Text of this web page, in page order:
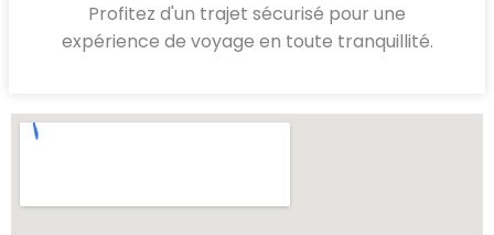
Profitez d'un trajet sécurisé pour une
expérience de voyage en toute tranquillité.